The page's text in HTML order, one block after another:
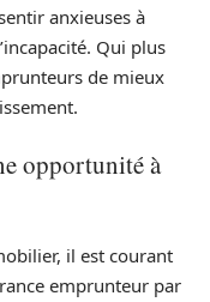
anxieuses à
Qui plus
de mieux
opportunité à
il est courant
emprunteur par